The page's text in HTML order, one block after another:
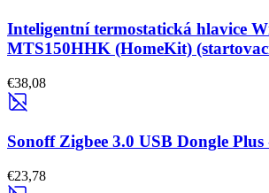
Inteligentní termostatická hlavice
MTS150HHK (HomeKit)
€38,08
Sonoff Zigbee 3.0 USB Dongle
€23,78